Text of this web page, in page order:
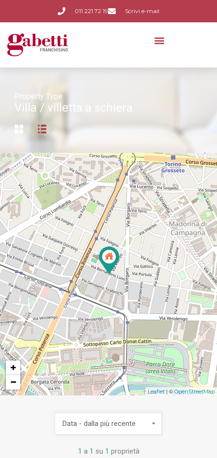
011 221 72 19 Scrivi e-mail
Property Type
Villa / villetta a schiera
+
−
Leaflet | © OpenStreetMap
1 a 1 su 1 proprietà
Data - dalla più recente